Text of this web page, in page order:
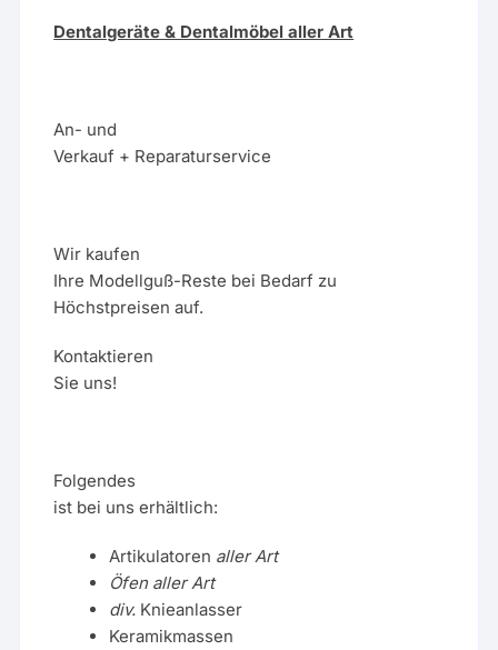
Dentalgeräte & Dentalmöbel aller Art
An- und
Verkauf + Reparaturservice
Wir kaufen
Ihre Modellguß-Reste bei Bedarf zu
Höchstpreisen auf.
Kontaktieren
Sie uns!
Folgendes
ist bei uns erhältlich:
Artikulatoren aller Art
Öfen aller Art
div. Knieanlasser
Keramikmassen